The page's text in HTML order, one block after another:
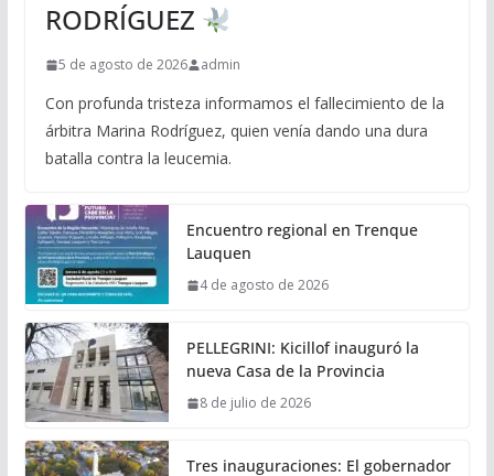
RODRÍGUEZ
5 de agosto de 2026 admin
Con profunda tristeza informamos el fallecimiento de la
árbitra Marina Rodríguez, quien venía dando una dura
batalla contra la leucemia.
Encuentro regional en Trenque
Lauquen
4 de agosto de 2026
PELLEGRINI: Kicillof inauguró la
nueva Casa de la Provincia
8 de julio de 2026
Tres inauguraciones: El gobernador